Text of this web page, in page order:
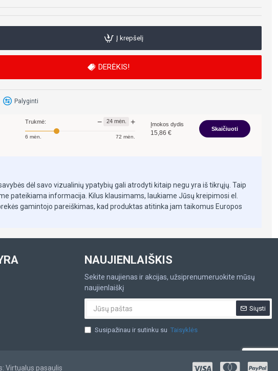
SLIM apsauginiai varteliai su praplatinimu
saugos varteliai yra puikus sprendimas padedantis užtikrinti Jūsų vaiko
saugos varteliai lengvai ir greitai montuojami negręžiant sienų.
pagaminti iš aukštos kokybės ir patvarios medžiagos.
galai nepalieka jokių žymių ant sienų.
(be praplatinimo): 75-85 cm.
priedais angoms 95-105 cm
Į krepšelį
DERĖKIS!
Palyginti
Trukmė: − 24mėn. +
6 mėn. 72 mėn.
Įmokos dydis
15,86 €
Skaičiuoti
dėl savo vizualinių ypatybių gali atrodyti kitaip negu yra iš tikrųjų. Taip
pateikiama informacija. Kilus klausimams, laukiame Jūsų kreipimosi el.
gamintojo pareiškimas, kad produktas atitinka jam taikomus Europos
NAUJIENLAIŠKIS
Sekite naujienas ir akcijas, užsiprenumeruokite mūsų
naujienlaiškį
Siųsti
Susipažinau ir sutinku su Taisyklės
Virtualus pasaulis